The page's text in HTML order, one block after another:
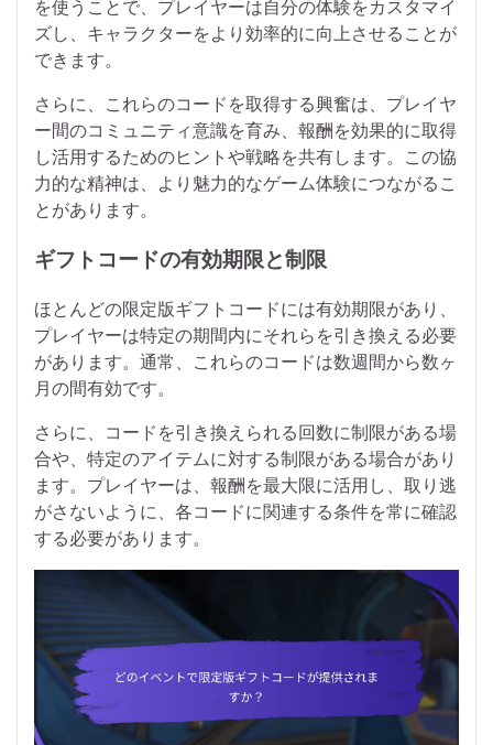
を使うことで、プレイヤーは自分の体験をカスタマイ
ズし、キャラクターをより効率的に向上させることが
できます。
さらに、これらのコードを取得する興奮は、プレイヤ
ー間のコミュニティ意識を育み、報酬を効果的に取得
し活用するためのヒントや戦略を共有します。この協
力的な精神は、より魅力的なゲーム体験につながるこ
とがあります。
ギフトコードの有効期限と制限
ほとんどの限定版ギフトコードには有効期限があり、
プレイヤーは特定の期間内にそれらを引き換える必要
があります。通常、これらのコードは数週間から数ヶ
月の間有効です。
さらに、コードを引き換えられる回数に制限がある場
合や、特定のアイテムに対する制限がある場合があり
ます。プレイヤーは、報酬を最大限に活用し、取り逃
がさないように、各コードに関連する条件を常に確認
する必要があります。